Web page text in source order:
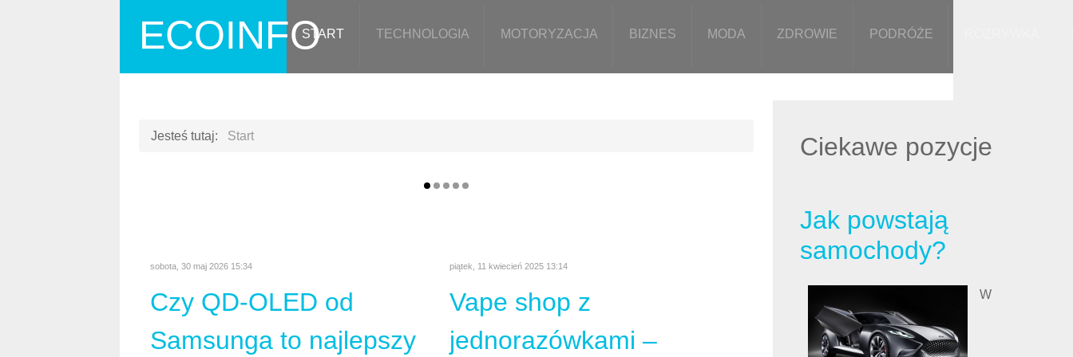
ECOINFOSTART TECHNOLOGIA MOTORYZACJA BIZNES MODA ZDROWIE PODRÓŻE
Jesteś tutaj: Start Ciekawe pozycje
Jak powstają
samochody?
W